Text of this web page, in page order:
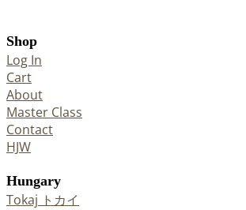
Shop
Log In
Cart
About
Master Class
Contact
HJW
Hungary
Tokaj トカイ